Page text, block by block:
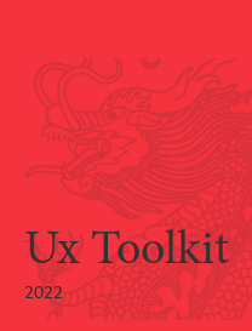
Ux Toolkit
2022